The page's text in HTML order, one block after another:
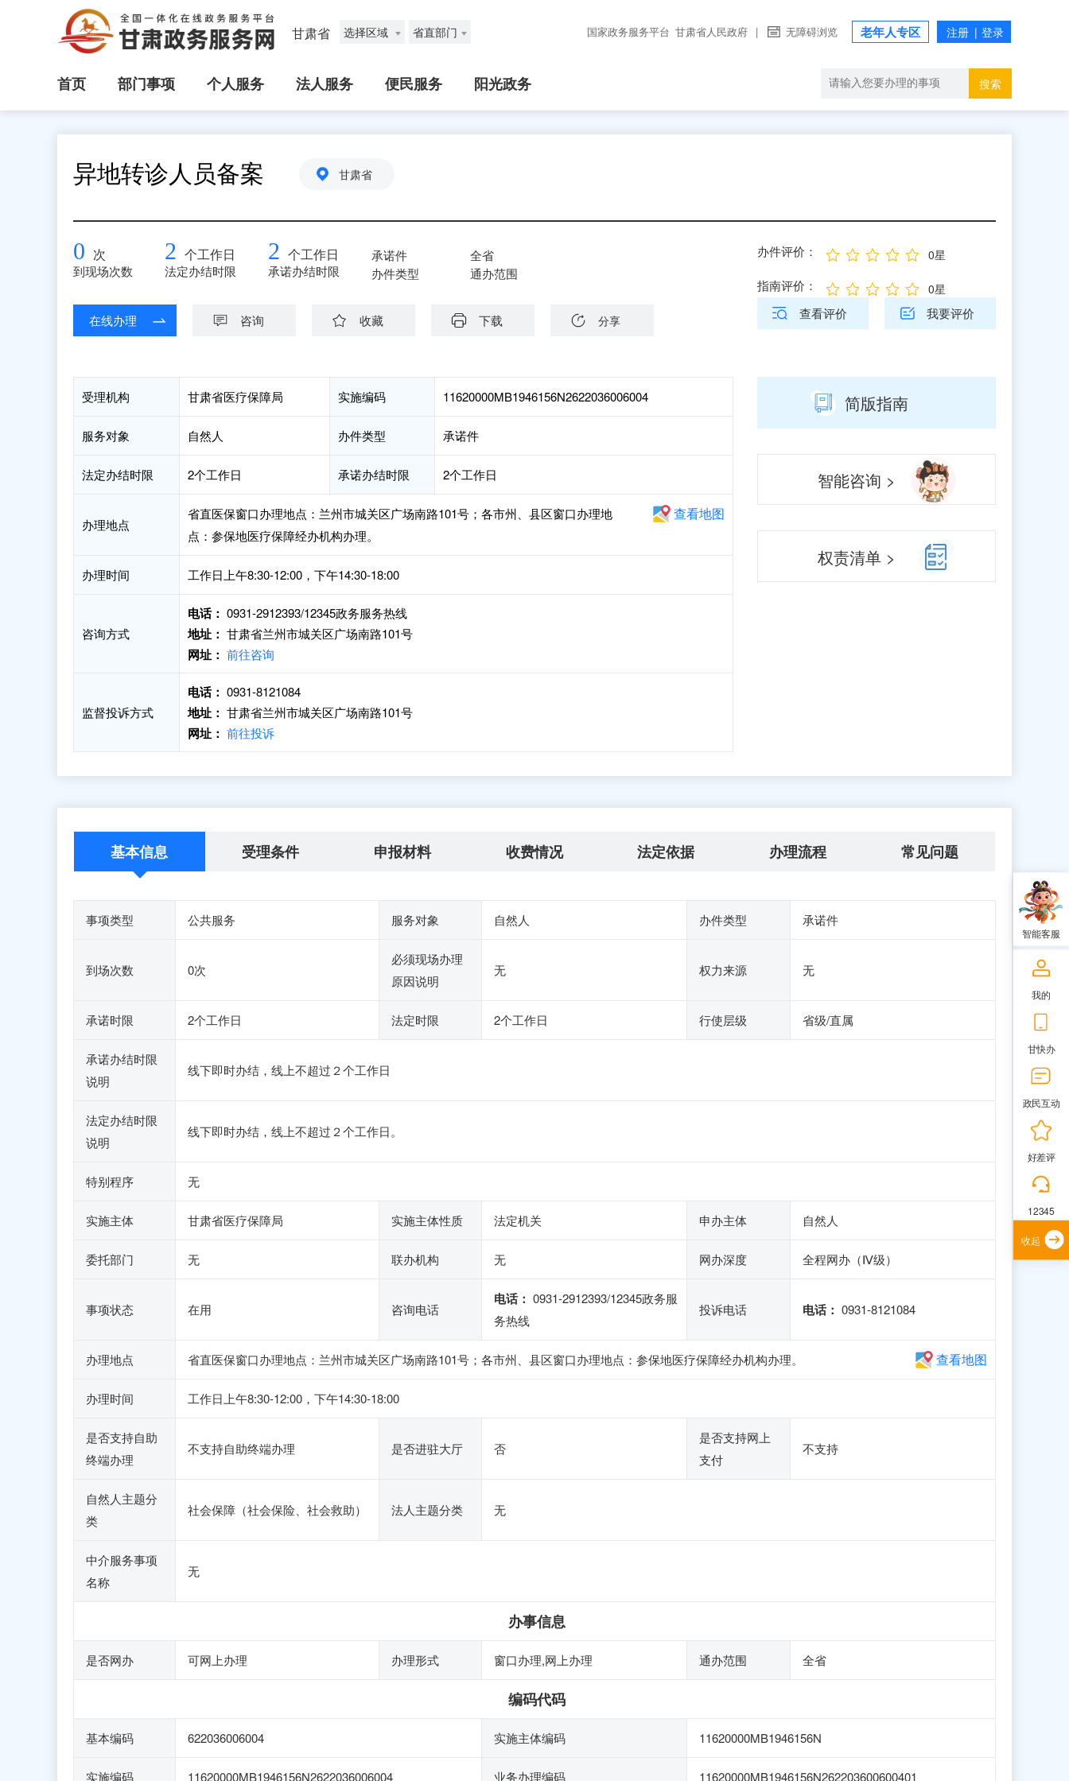
甘肃省 选择区域 省直部门 国家政务服务平台 甘肃省人民政府 | 无障碍浏览 老年人专区
首页 部门事项 个人服务 法人服务 便民服务 阳光政务 搜索
异地转诊人员备案 甘肃省
0 次
到现场次数
2 个工作日
法定办结时限
2 个工作日
承诺办结时限
承诺件
办件类型
全省
通办范围
在线办理 咨询 收藏 下载 分享
办件评价： 0星
指南评价： 0星
查看评价 我要评价
受理机构 甘肃省医疗保障局 实施编码 11620000MB1946156N2622036006004
服务对象 自然人 办件类型 承诺件
法定办结时限 2个工作日 承诺办结时限 2个工作日
办理地点
省直医保窗口办理地点：兰州市城关区广场南路101号；各市州、县区窗口办理地
点：参保地医疗保障经办机构办理。
查看地图
办理时间 工作日上午8:30-12:00，下午14:30-18:00
咨询方式
电话： 0931-2912393/12345政务服务热线
地址： 甘肃省兰州市城关区广场南路101号
网址： 前往咨询
监督投诉方式
电话： 0931-8121084
地址： 甘肃省兰州市城关区广场南路101号
网址： 前往投诉
简版指南
智能咨询 >
权责清单 >
基本信息 受理条件 申报材料 收费情况 法定依据 办理流程 常见问题
事项类型 公共服务 服务对象 自然人 办件类型 承诺件
到场次数 0次
必须现场办理
原因说明
无 权力来源 无
承诺时限 2个工作日 法定时限 2个工作日 行使层级 省级/直属
承诺办结时限
说明
线下即时办结，线上不超过２个工作日
法定办结时限
说明
线下即时办结，线上不超过２个工作日。
特别程序 无
实施主体 甘肃省医疗保障局 实施主体性质 法定机关 申办主体 自然人
委托部门 无 联办机构 无 网办深度 全程网办（Ⅳ级）
事项状态 在用 咨询电话
电话： 0931-2912393/12345政务服
务热线
投诉电话 电话： 0931-8121084
办理地点 省直医保窗口办理地点：兰州市城关区广场南路101号；各市州、县区窗口办理地点：参保地医疗保障经办机构办理。 查看地图
办理时间 工作日上午8:30-12:00，下午14:30-18:00
是否支持自助
终端办理
不支持自助终端办理 是否进驻大厅 否
是否支持网上
支付
不支持
自然人主题分
类
社会保障（社会保险、社会救助） 法人主题分类 无
中介服务事项
名称
无
办事信息
是否网办 可网上办理 办理形式 窗口办理,网上办理 通办范围 全省
编码代码
基本编码 622036006004 实施主体编码 11620000MB1946156N
实施编码 11620000MB1946156N2622036006004 业务办理编码 11620000MB1946156N262203600600401
智能客服
我的
甘快办
政民互动
好差评
12345
收起